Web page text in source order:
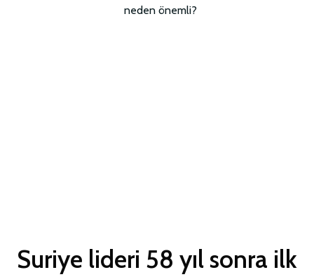
neden önemli?
Suriye lideri 58 yıl sonra ilk